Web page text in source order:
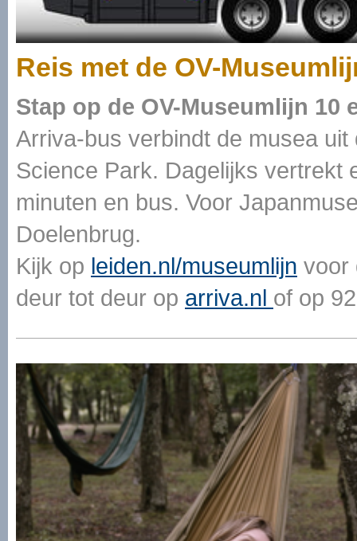
Reis met de OV-
Stap op de OV-Museumlijn
Arriva-bus verbindt de musea
Science Park. Dagelijks vertrekt
minuten en bus. Voor
Doelenbrug.
Kijk op leiden.nl/museumlijn voor
deur tot deur op arriva.nl of op